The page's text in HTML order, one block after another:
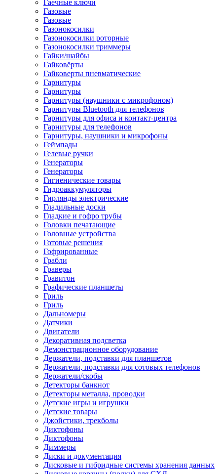
Гаечные ключи
Газовые
Газовые
Газонокосилки
Газонокосилки роторные
Газонокосилки триммеры
Гайки/шайбы
Гайковёрты
Гайковерты пневматические
Гарнитуры
Гарнитуры
Гарнитуры (наушники с микрофоном)
Гарнитуры Bluetooth для телефонов
Гарнитуры для офиса и контакт-центра
Гарнитуры для телефонов
Гарнитуры, наушники и микрофоны
Геймпады
Гелевые ручки
Генераторы
Генераторы
Гигиенические товары
Гидроаккумуляторы
Гирлянды электрические
Гладильные доски
Гладкие и гофро трубы
Головки печатающие
Головные устройства
Готовые решения
Гофрированные
Грабли
Граверы
Гравитон
Графические планшеты
Гриль
Гриль
Дальномеры
Датчики
Двигатели
Декоративная подсветка
Демонстрационное оборудование
Держатели, подставки для планшетов
Держатели, подставки для сотовых телефонов
Держатели/скобы
Детекторы банкнот
Детекторы металла, проводки
Детские игры и игрушки
Детские товары
Джойстики, трекболы
Диктофоны
Диктофоны
Диммеры
Диски и документация
Дисковые и гибридные системы хранения данных